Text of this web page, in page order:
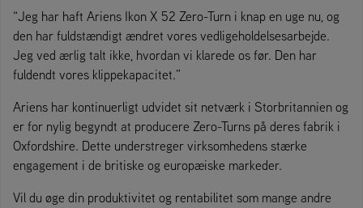
“Jeg har haft Ariens Ikon X 52 Zero-Turn i knap en uge nu, og
den har fuldstændigt ændret vores vedligeholdelsesarbejde.
Jeg ved ærlig talt ikke, hvordan vi klarede os før. Den har
fuldendt vores klippekapacitet.”
Ariens har kontinuerligt udvidet sit netværk i Storbritannien og
er for nylig begyndt at producere Zero-Turns på deres fabrik i
Oxfordshire. Dette understreger virksomhedens stærke
engagement i de britiske og europæiske markeder.
Vil du øge din produktivitet og rentabilitet som mange andre